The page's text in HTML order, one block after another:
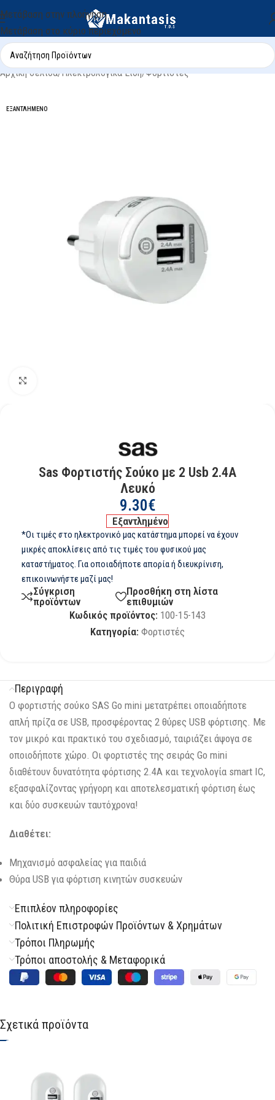
Μετάβαση στην πλοήγηση
Μετάβαση στο κύριο περιεχόμενο
Αρχική σελίδα/Ηλεκτρολογικά Είδη/Φορτιστές
ΕΞΑΝΤΛΗΜΈΝΟ
Sas Φορτιστής Σούκο με 2 Usb 2.4A
Λευκό
9.30€
Εξαντλημένο
*Οι τιμές στο ηλεκτρονικό μας κατάστημα μπορεί να έχουν
μικρές αποκλίσεις από τις τιμές του φυσικού μας
καταστήματος. Για οποιαδήποτε απορία ή διευκρίνιση,
επικοινωνήστε μαζί μας!
Σύγκριση
προϊόντων
Προσθήκη στη λίστα
επιθυμιών
Κωδικός προϊόντος: 100-15-143
Κατηγορία: Φορτιστές
Περιγραφή
Ο φορτιστής σούκο SAS Go mini μετατρέπει οποιαδήποτε
απλή πρίζα σε USB, προσφέροντας 2 θύρες USB φόρτισης. Με
τον μικρό και πρακτικό του σχεδιασμό, ταιριάζει άψογα σε
οποιοδήποτε χώρο. Οι φορτιστές της σειράς Go mini
διαθέτουν δυνατότητα φόρτισης 2.4Α και τεχνολογία smart IC,
εξασφαλίζοντας γρήγορη και αποτελεσματική φόρτιση έως
και δύο συσκευών ταυτόχρονα!
Διαθέτει:
Μηχανισμό ασφαλείας για παιδιά
Θύρα USB για φόρτιση κινητών συσκευών
Επιπλέον πληροφορίες
Πολιτική Επιστροφών Προϊόντων & Χρημάτων
Τρόποι Πληρωμής
Τρόποι αποστολής & Μεταφορικά
Σχετικά προϊόντα